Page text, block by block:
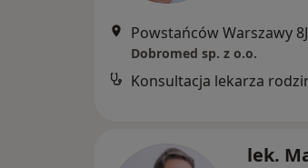
Dobromed sp. z o.o.
lek.